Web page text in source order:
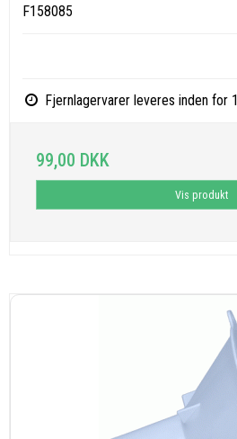
F158085
Fjernlagervarer leveres inden for
99,00 DKK
Vis produkt